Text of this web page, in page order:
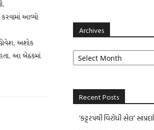
આવ્યો
અશોક
હતા. આ બેઠકમાં
Archives
Archives
Recent Posts
‘કટ્ટરપંથી વિરોધી સેલ’